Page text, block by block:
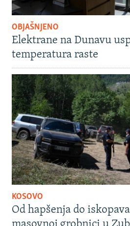
OBJAŠNJENO
Elektrane na Dunavu
temperatura raste
KOSOVO
Od hapšenja do